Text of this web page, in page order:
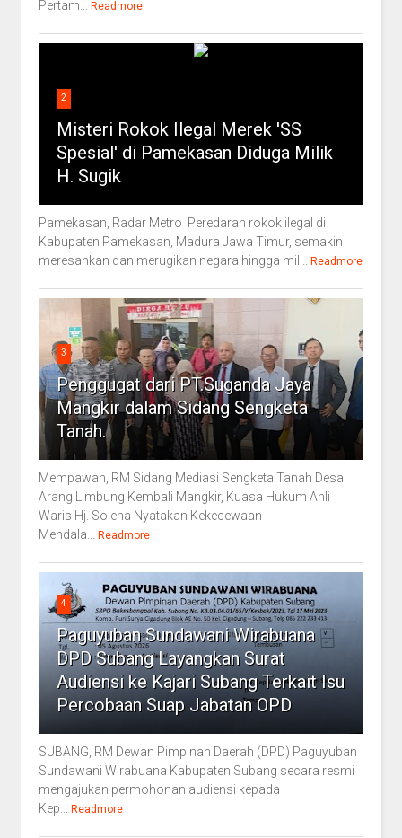
Pertam... Readmore
2
Misteri Rokok Ilegal Merek 'SS
Spesial' di Pamekasan Diduga Milik
H. Sugik
Pamekasan, Radar Metro Peredaran rokok ilegal di
Kabupaten Pamekasan, Madura Jawa Timur, semakin
meresahkan dan merugikan negara hingga mil...
Readmore
3
Penggugat dari PT.Suganda Jaya
Mangkir dalam Sidang Sengketa
Tanah.
Mempawah, RM Sidang Mediasi Sengketa Tanah Desa
Arang Limbung Kembali Mangkir, Kuasa Hukum Ahli
Waris Hj. Soleha Nyatakan Kekecewaan
Mendala...
Readmore
4
Paguyuban Sundawani Wirabuana
DPD Subang Layangkan Surat
Audiensi ke Kajari Subang Terkait Isu
Percobaan Suap Jabatan OPD
SUBANG, RM Dewan Pimpinan Daerah (DPD) Paguyuban
Sundawani Wirabuana Kabupaten Subang secara resmi
mengajukan permohonan audiensi kepada
Kep...
Readmore